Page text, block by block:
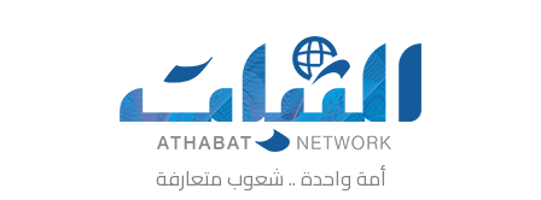
أمة واحدة .. شعوب متعارفة